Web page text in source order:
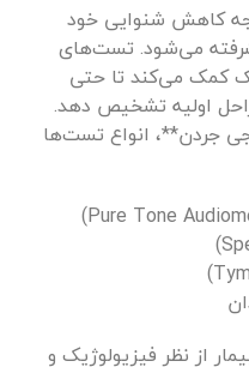
کاهش شنوایی خود
می‌شود. تست‌های
کمک می‌کند تا حتی
اولیه تشخیص دهد.
جردن**، انواع تست‌ها
از نظر فیزیولوژیک و